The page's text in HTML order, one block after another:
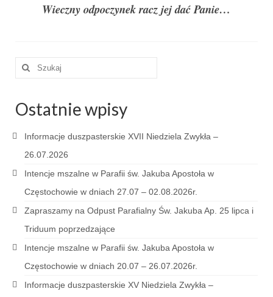
Sakrament kapłaństwa
Galeria
Niedziela Palmowa 29.03.2026
Wielki Czwartek 02.04.2026
Wielki Piątek 03.04.2026
Godzina Miłosierdzia 12.04.2026
Galerie 2025
Zakończenie Oktawy Bożego Ciała
Wieczny odpoczynek racz jej dać Panie…
Szuklaj
Ostatnie wpisy
Informacje duszpasterskie XVII Niedziela Zwykła –
26.07.2026
Intencje mszalne w Parafii św. Jakuba Apostoła w
Częstochowie w dniach 27.07 – 02.08.2026r.
Zapraszamy na Odpust Parafialny Św. Jakuba Ap. 25 lipca i
Triduum poprzedzające
Intencje mszalne w Parafii św. Jakuba Apostoła w
Częstochowie w dniach 20.07 – 26.07.2026r.
Informacje duszpasterskie XV Niedziela Zwykła –